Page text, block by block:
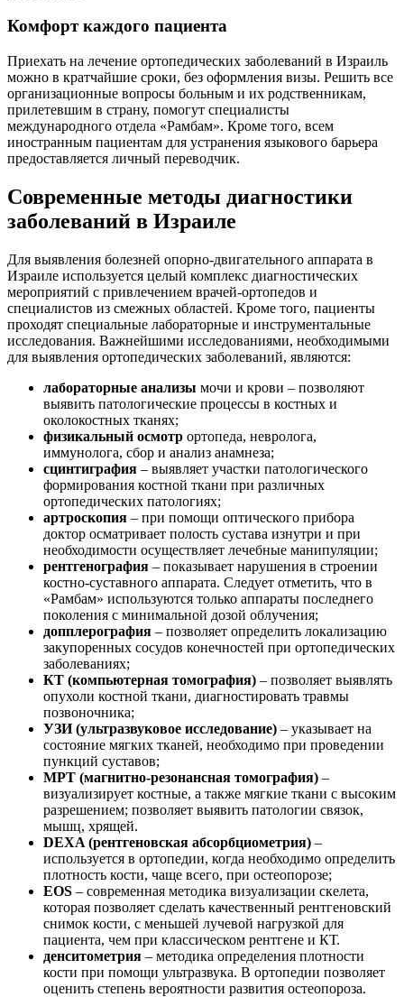
Комфорт каждого пациента
Приехать на лечение ортопедических заболеваний в Израиль
можно в кратчайшие сроки, без оформления визы. Решить все
организационные вопросы больным и их родственникам,
прилетевшим в страну, помогут специалисты
международного отдела «Рамбам». Кроме того, всем
иностранным пациентам для устранения языкового барьера
предоставляется личный переводчик.
Современные методы диагностики
заболеваний в Израиле
Для выявления болезней опорно-двигательного аппарата в
Израиле используется целый комплекс диагностических
мероприятий с привлечением врачей-ортопедов и
специалистов из смежных областей. Кроме того, пациенты
проходят специальные лабораторные и инструментальные
исследования. Важнейшими исследованиями, необходимыми
для выявления ортопедических заболеваний, являются:
лабораторные анализы мочи и крови – позволяют
выявить патологические процессы в костных и
околокостных тканях;
физикальный осмотр ортопеда, невролога,
иммунолога, сбор и анализ анамнеза;
сцинтиграфия – выявляет участки патологического
формирования костной ткани при различных
ортопедических патологиях;
артроскопия – при помощи оптического прибора
доктор осматривает полость сустава изнутри и при
необходимости осуществляет лечебные манипуляции;
рентгенография – показывает нарушения в строении
костно-суставного аппарата. Следует отметить, что в
«Рамбам» используются только аппараты последнего
поколения с минимальной дозой облучения;
допплерография – позволяет определить локализацию
закупоренных сосудов конечностей при ортопедических
заболеваниях;
КТ (компьютерная томография) – позволяет выявлять
опухоли костной ткани, диагностировать травмы
позвоночника;
УЗИ (ультразвуковое исследование) – указывает на
состояние мягких тканей, необходимо при проведении
пункций суставов;
МРТ (магнитно-резонансная томография) –
визуализирует костные, а также мягкие ткани с высоким
разрешением; позволяет выявить патологии связок,
мышц, хрящей.
DEXA (рентгеновская абсорбциометрия) –
используется в ортопедии, когда необходимо определить
плотность кости, чаще всего, при остеопорозе;
EOS – современная методика визуализации скелета,
которая позволяет сделать качественный рентгеновский
снимок кости, с меньшей лучевой нагрузкой для
пациента, чем при классическом рентгене и КТ.
денситометрия – методика определения плотности
кости при помощи ультразвука. В ортопедии позволяет
оценить степень вероятности развития остеопороза.